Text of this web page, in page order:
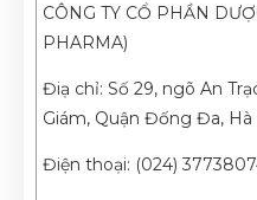
CÔNG TY CỔ PHẦN
PHARMA)
Điạ chỉ: Số 29, ngõ An
Giám, Quận Đống Đa, Hà
Điện thoại: (024)